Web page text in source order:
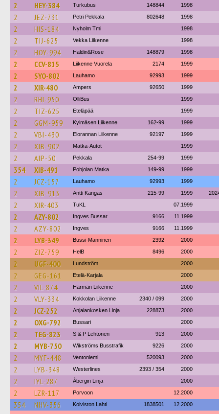
2 HEY-384 Turkubus 148844 1998
2 JEZ-731 Petri Pekkala 802648 1998
2 HIS-184 Nyholm Tmi 1998
2 TIJ-625 Vekka Liikenne 1998
2 HOY-994 Haldin&Rose 148879 1998
2 CCV-815 Liikenne Vuorela 2174 1999
2 SYO-802 Lauhamo 92993 1999
2 XIR-480 Ampers 92650 1999
2 RHI-950 OlliBus 1999
2 TIZ-625 Eteläpää 1999
2 GGM-959 Kylmäsen Liikenne 162-99 1999
2 VBI-430 Elorannan Liikenne 92197 1999
2 XIB-902 Matka-Autot 1999
2 AIP-50 Pekkala 254-99 1999
354 XIB-491 Pohjolan Matka 149-99 1999
2 JCZ-157 Lauhamo 92993 1999
2 XIB-913 Antti Kangas 215-99 1999
2 XIR-403 TuKL 07.1999
2 AZY-802 Ingves Bussar 9166 11.1999
2 AZY-802 Ingves 9166 11.1999
2 LYB-349 Bussi-Manninen 2392 2000
2 ZIZ-759 HelB 8496 2000
2 UGF-400 Lundström 2000
2 GEG-161 Etelä-Karjala 2000
2 VIL-874 Härmän Liikenne 2000
2 VLY-334 Kokkolan Liikenne 2340 / 099 2000
2 JCZ-252 Anjalankosken Linja 228873 2000
2 OXG-792 Bussari 2000
2 TEG-823 S & P Lehtonen 913 2000
2 MYB-750 Wikströms Busstrafik 9226 2000
2 MYF-448 Ventoniemi 520093 2000
2 LYB-348 Westerlines 2393 / 354 2000
2 IYL-287 Åbergin Linja 2000
2 LZR-117 Porvoon 12.2000
354 NHV-356 Koiviston Lahti 1838501 12.2000